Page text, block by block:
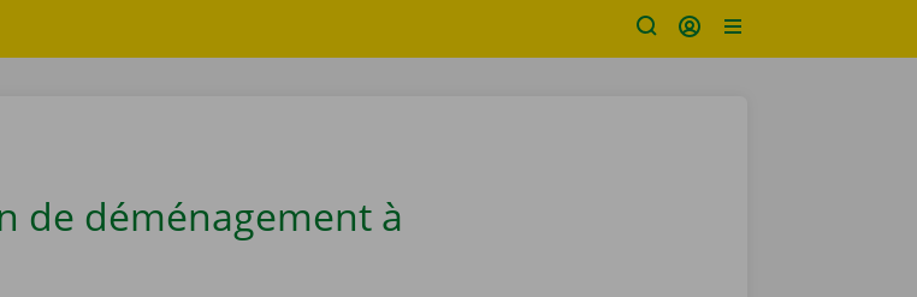
de déménagement à